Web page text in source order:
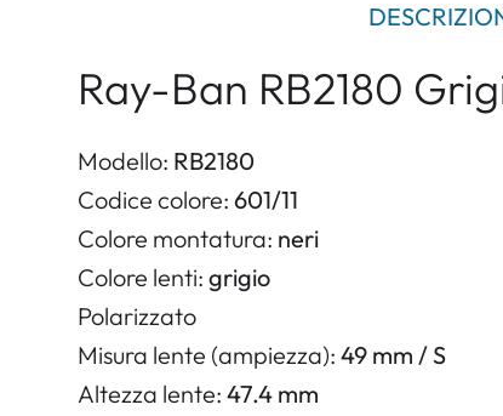
Ray-Ban RB2180
Modello: RB2180
Codice colore: 601/11
Colore montatura: neri
Colore lenti: grigio
Polarizzato
Misura lente (ampiezza): 49 mm / S
Altezza lente: 47.4 mm